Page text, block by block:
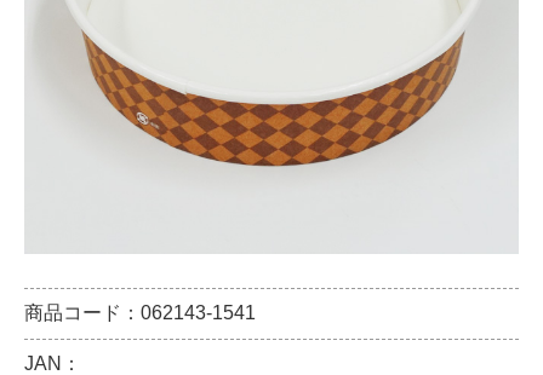
商品コード：062143-1541
JAN：